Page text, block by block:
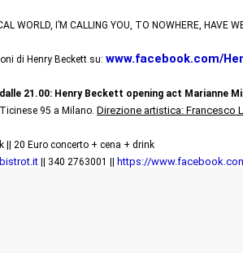
WORLD, I’M CALLING YOU, TO NOWHERE, HAVE
di Henry Beckett su: www.facebook.com/
21.00: Henry Beckett opening act Marianne
95 a Milano. Direzione artistica: Francesco
|| 20 Euro concerto + cena + drink
|| 340 2763001 || https://